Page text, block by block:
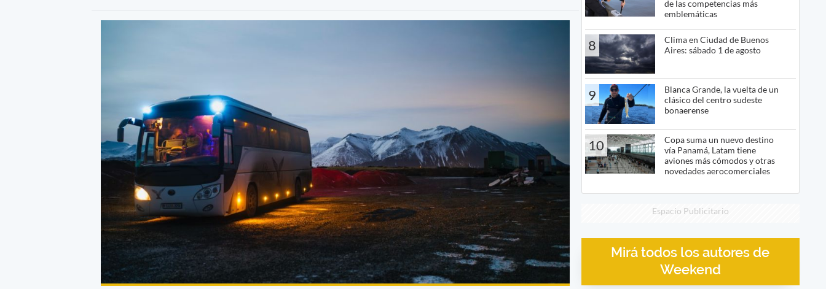
de las competencias más
emblemáticas
8
Clima en Ciudad de Buenos
Aires: sábado 1 de agosto
9
Blanca Grande, la vuelta de un
clásico del centro sudeste
bonaerense
10
Copa suma un nuevo destino
vía Panamá, Latam tiene
aviones más cómodos y otras
novedades aerocomerciales
Espacio Publicitario
Mirá todos los autores de
Weekend